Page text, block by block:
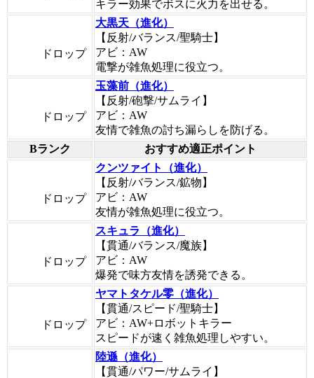
キラー効果でボスに火力を出せる。
ドロップ
大黒天（進化）
【反射/バランス/聖騎士】
アビ：AW
電撃が雑魚処理に役立つ。
ドロップ
玉藻前（進化）
【反射/砲撃/サムライ】
アビ：AW
友情で雑魚の討ち漏らしを防げる。
Bランク
おすすめ適正ポイント
ドロップ
クンツァイト（進化）
【反射/バランス/鉱物】
アビ：AW
友情が雑魚処理に役立つ。
ドロップ
スキュラ（進化）
【貫通/バランス/魔族】
アビ：AW
爆発で味方友情を誘発できる。
ドロップ
ヤマトタケル零（進化）
【貫通/スピード/聖騎士】
アビ：AW+ロボットキラー
スピードが速く雑魚処理しやすい。
陸遜（進化）
【貫通/パワー/サムライ】